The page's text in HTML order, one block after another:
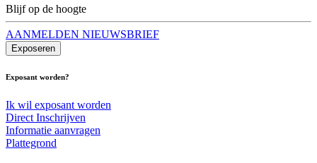
Blijf op de hoogte
AANMELDEN NIEUWSBRIEF
Exposeren
Exposant worden?
Ik wil exposant worden
Direct Inschrijven
Informatie aanvragen
Plattegrond